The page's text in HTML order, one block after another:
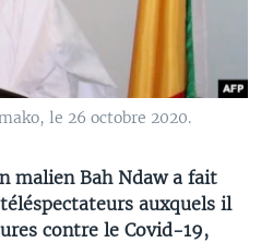
le 26 octobre 2020.
malien Bah Ndaw a fait
auxquels il
contre le Covid-19,